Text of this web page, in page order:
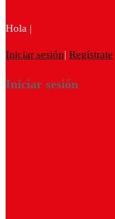
Hola |
Iniciar sesión| Regístrate
Iniciar sesión